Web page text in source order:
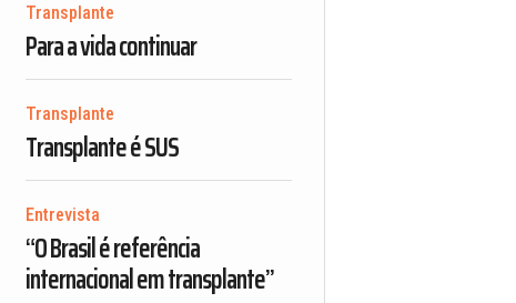
Transplante
Para a vida continuar
Transplante
Transplante é SUS
Entrevista
“O Brasil é referência
internacional em transplante”